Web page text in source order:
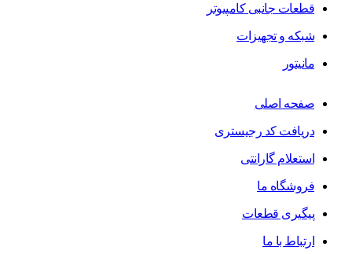
قطعات جانبی کامپیوتر
شبکه و تجهیزات
مانیتور
صفحه اصلی
دریافت کد رجیستری
استعلام گارانتی
فروشگاه ما
پیگیری قطعات
ارتباط با ما